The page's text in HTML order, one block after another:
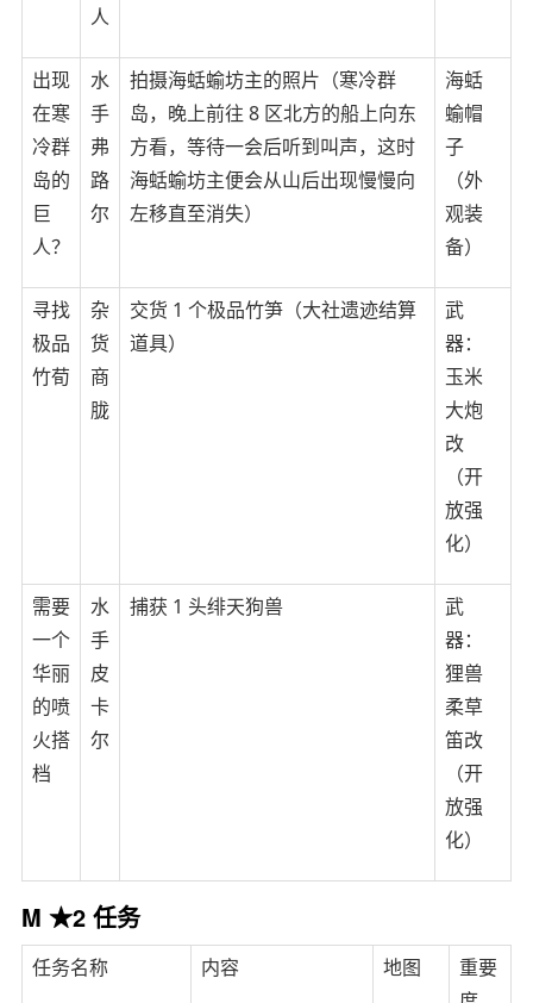
人
出现
在寒
冷群
岛的
巨
人？
水
手
弗
路
尔
拍摄海蛞蝓坊主的照片（寒冷群
岛，晚上前往 8 区北方的船上向东
方看，等待一会后听到叫声，这时
海蛞蝓坊主便会从山后出现慢慢向
左移直至消失）
海蛞
蝓帽
子
（外
观装
备）
寻找
极品
竹荀
杂
货
商
胧
交货 1 个极品竹笋（大社遗迹结算
道具）
武
器：
玉米
大炮
改
（开
放强
化）
需要
一个
华丽
的喷
火搭
档
水
手
皮
卡
尔
捕获 1 头绯天狗兽
武
器：
狸兽
柔草
笛改
（开
放强
化）
M ★2 任务
任务名称 内容 地图
重要